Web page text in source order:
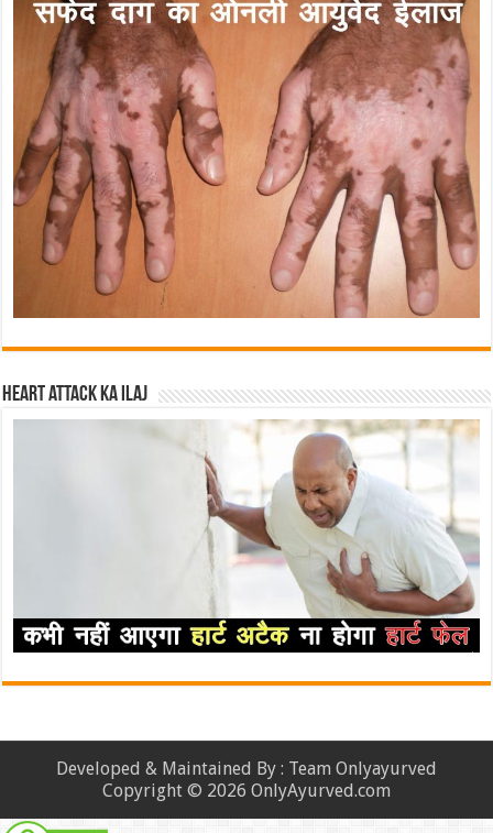
Heart attack ka ilaj
Developed & Maintained By : Team Onlyayurved
Copyright © 2026 OnlyAyurved.com